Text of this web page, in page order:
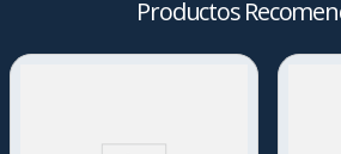
Productos